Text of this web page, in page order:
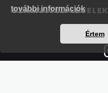
további információk
Értem
SZÁMVITELI LEVELEK